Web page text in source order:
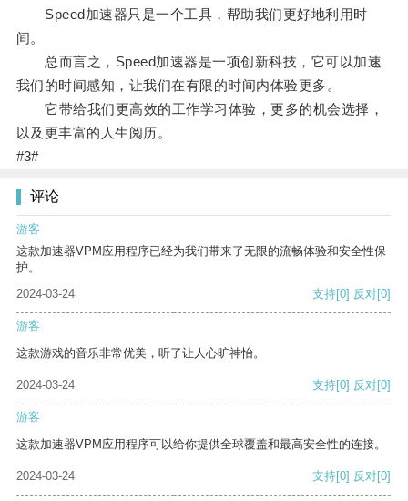
Speed加速器只是一个工具，帮助我们更好地利用时
间。
总而言之，Speed加速器是一项创新科技，它可以加速
我们的时间感知，让我们在有限的时间内体验更多。
它带给我们更高效的工作学习体验，更多的机会选择，
以及更丰富的人生阅历。
#3#
评论
游客
这款加速器VPM应用程序已经为我们带来了无限的流畅体验和安全性保
护。
2024-03-24
支持[0] 反对[0]
游客
这款游戏的音乐非常优美，听了让人心旷神怡。
2024-03-24 支持[0] 反对[0]
游客
这款加速器VPM应用程序可以给你提供全球覆盖和最高安全性的连接。
2024-03-24 支持[0] 反对[0]